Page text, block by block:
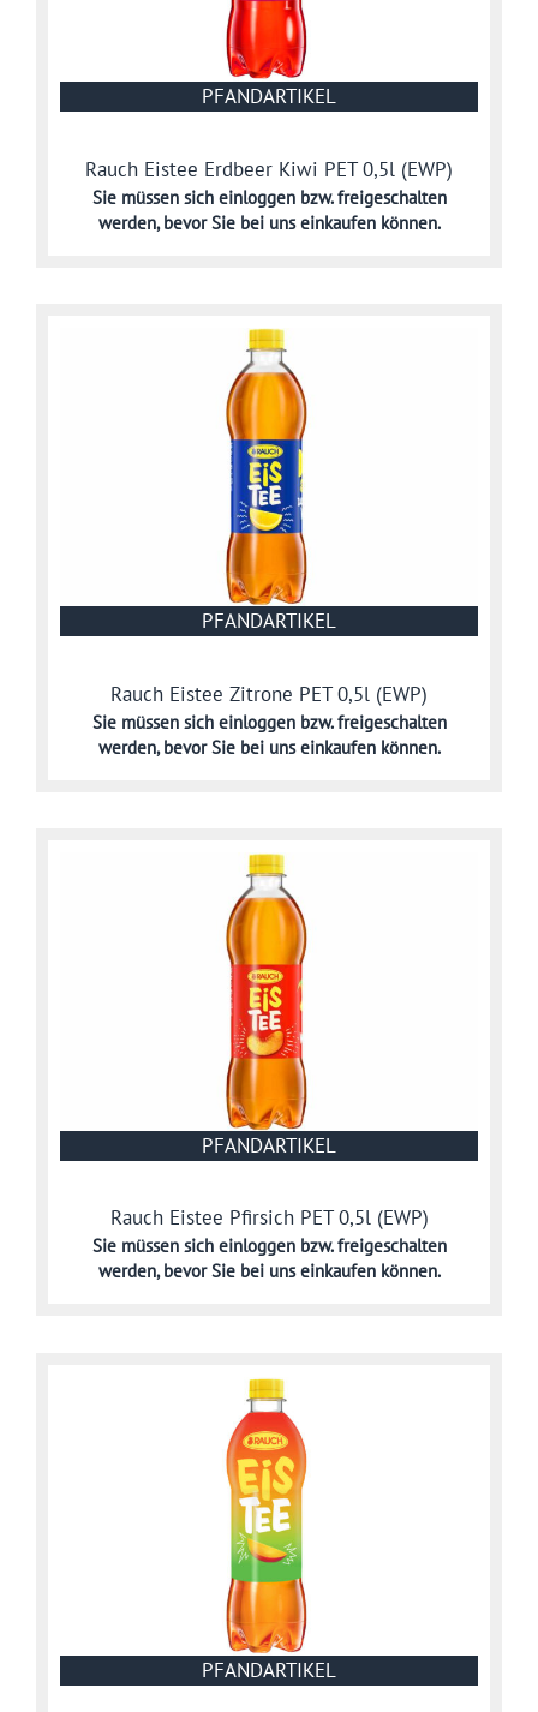
PFANDARTIKEL
Rauch Eistee Erdbeer Kiwi PET 0,5l (EWP)
Sie müssen sich einloggen bzw. freigeschalten
werden,bevor Sie bei uns einkaufen können.
PFANDARTIKEL
Rauch Eistee Zitrone PET 0,5l (EWP)
Sie müssen sich einloggen bzw. freigeschalten
werden,bevor Sie bei uns einkaufen können.
PFANDARTIKEL
Rauch Eistee Pfirsich PET 0,5l (EWP)
Sie müssen sich einloggen bzw. freigeschalten
werden,bevor Sie bei uns einkaufen können.
PFANDARTIKEL